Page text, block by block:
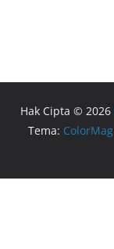
Hak Cipta © 2026
Tema: ColorMag